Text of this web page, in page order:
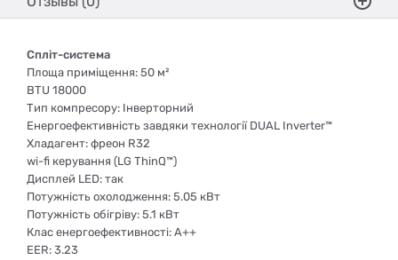
Спліт-система
Площа приміщення: 50 м²
BTU 18000
Тип компресору: Інверторний
Енергоефективність завдяки технології DUAL Inverter™
Хладагент: фреон R32
wi-fi керування (LG ThinQ™)
Дисплей LED: так
Потужність охолодження: 5.05 кВт
Потужність обігріву: 5.1 кВт
Клас енергоефективності: A++
EER: 3.23